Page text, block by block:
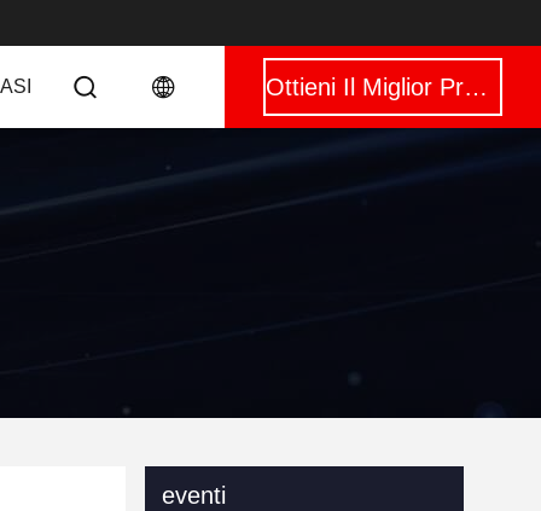
Ottieni Il Miglior Prezzo
eventi